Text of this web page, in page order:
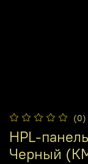
(0)
HPL-
Черный